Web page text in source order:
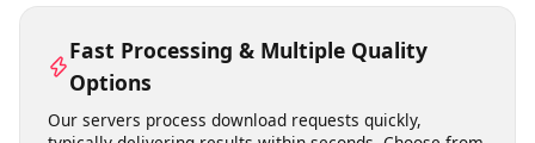
We do not require registration or account creation for
basic downloads. Your submitted URLs are processed
temporarily and are not permanently stored on our
servers. We do not track your download history or share
built into our service from the ground up.